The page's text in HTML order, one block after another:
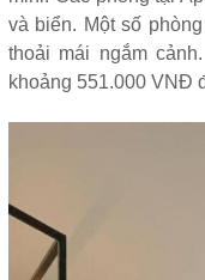
và biển. Một số
thoải mái ngắm
khoảng 551.000 VNĐ